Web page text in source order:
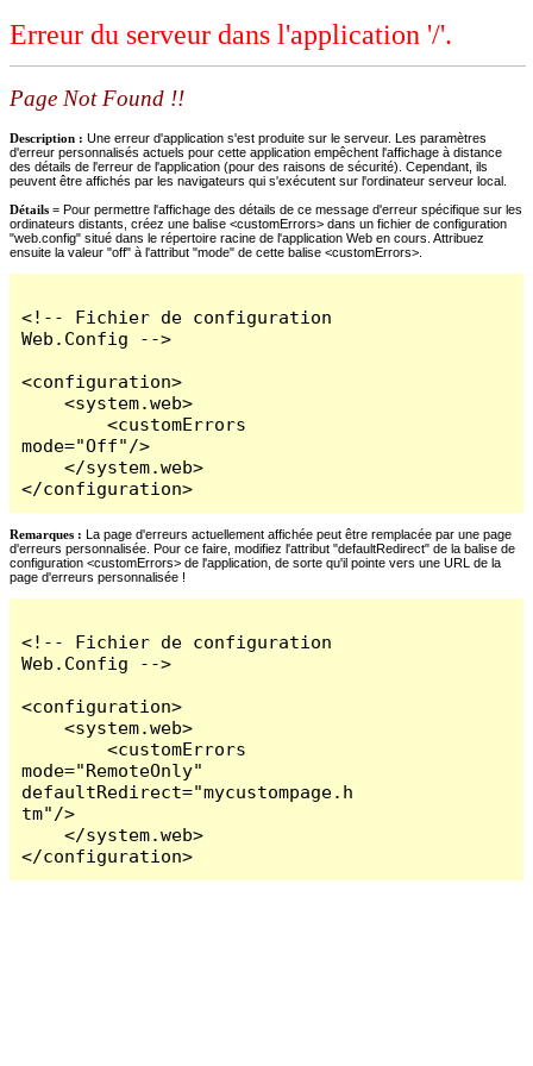
Erreur du serveur dans l'application '/'.
Page Not Found !!
Description : Une erreur d'application s'est produite sur le serveur. Les paramètres
d'erreur personnalisés actuels pour cette application empêchent l'affichage à distance
des détails de l'erreur de l'application (pour des raisons de sécurité). Cependant, ils
peuvent être affichés par les navigateurs qui s'exécutent sur l'ordinateur serveur local.
Détails = Pour permettre l'affichage des détails de ce message d'erreur spécifique sur les
ordinateurs distants, créez une balise <customErrors> dans un fichier de configuration
"web.config" situé dans le répertoire racine de l'application Web en cours. Attribuez
ensuite la valeur "off" à l'attribut "mode" de cette balise <customErrors>.
<!-- Fichier de configuration
Web.Config -->
<configuration>
    <system.web>
        <customErrors
mode="Off"/>
    </system.web>
</configuration>
Remarques : La page d'erreurs actuellement affichée peut être remplacée par une page
d'erreurs personnalisée. Pour ce faire, modifiez l'attribut "defaultRedirect" de la balise de
configuration <customErrors> de l'application, de sorte qu'il pointe vers une URL de la
page d'erreurs personnalisée !
<!-- Fichier de configuration
Web.Config -->
<configuration>
    <system.web>
        <customErrors
mode="RemoteOnly"
defaultRedirect="mycustompage.h
tm"/>
    </system.web>
</configuration>